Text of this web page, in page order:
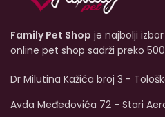
Family Pet Shop je najbolji
online pet shop sadrži preko
Dr Milutina Kažića broj 3 -
Avda Međedovića 72 - Stari